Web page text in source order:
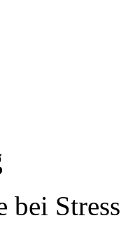
bei Stress